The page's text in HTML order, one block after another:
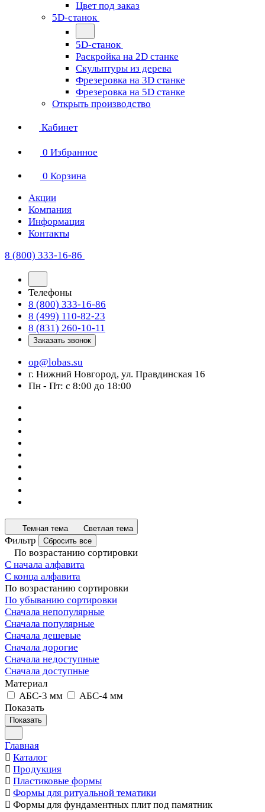
Цвет под заказ
5D-станок
5D-станок
Раскройка на 2D станке
Скульптуры из дерева
Фрезеровка на 3D станке
Фрезеровка на 5D станке
Открыть производство
Кабинет
0 Избранное
0 Корзина
Акции
Компания
Информация
Контакты
8 (800) 333-16-86
Телефоны
8 (800) 333-16-86
8 (499) 110-82-23
8 (831) 260-10-11
Заказать звонок
op@lobas.su
г. Нижний Новгород, ул. Правдинская 16
Пн - Пт: с 8:00 до 18:00
Темная тема Светлая тема
Фильтр Сбросить все
По возрастанию сортировки
С начала алфавита
С конца алфавита
По возрастанию сортировки
По убыванию сортировки
Сначала непопулярные
Сначала популярные
Сначала дешевые
Сначала дорогие
Сначала недоступные
Сначала доступные
Материал
АБС-3 мм
АБС-4 мм
Показать
Показать
Главная
Каталог
Продукция
Пластиковые формы
Формы для ритуальной тематики
Формы для фундаментных плит под памятник